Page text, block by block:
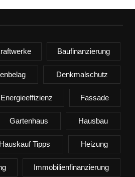
Baufinanzierung
Denkmalschutz
Energieeffizienz Fassade
Gartenhaus Hausbau
Hauskauf Tipps Heizung
Immobilienfinanzierung